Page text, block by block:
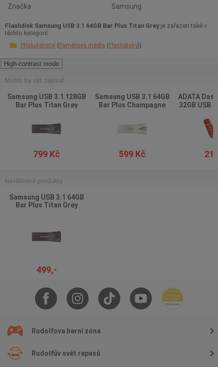
Značka
Samsung
Flashdisk Samsung USB 3.1 64GB Bar Plus Titan Greyje zařazen také v
těchto kategorií:
Příslušenství Paměťová média Flashdisky
High-contrast mode
Mohlo by vás zajímat
Samsung USB 3.1 128GB
Bar Plus Titan Grey
799 Kč
Samsung USB 3.1 64GB
Bar Plus Champagne
599 Kč
ADATA
32GB USB
Navštívené produkty
Samsung USB 3.1 64GB
Bar Plus Titan Grey
499,-
Rudolfova herní zóna
Rudolfův svět repasů